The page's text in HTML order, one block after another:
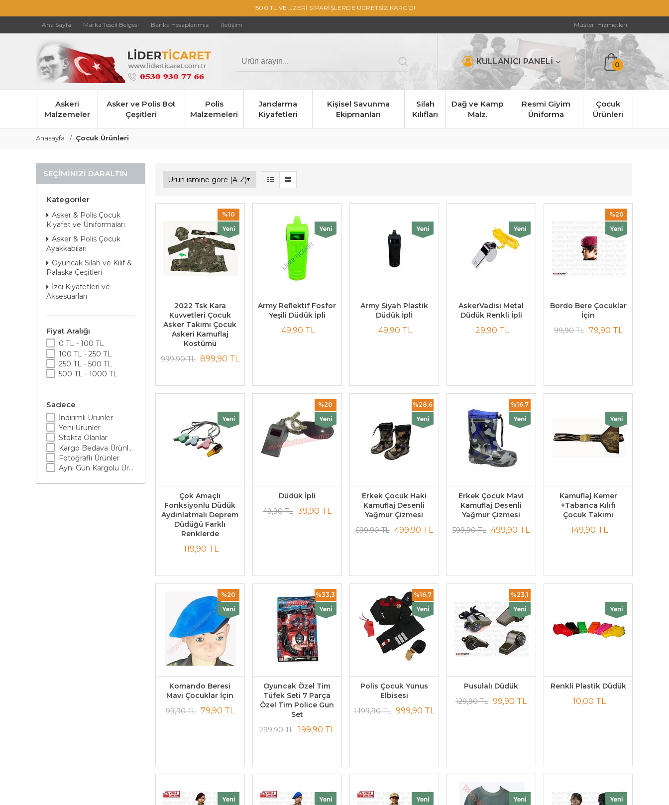
1500 TL VE ÜZERİ SİPARİŞLERDE ÜCRETSİZ KARGO!
Ana Sayfa Marka Tescil Belgesi Banka Hesaplarımız İletişim Müşteri Hizmetleri
KULLANICI PANELİ 0
Askeri
Malzemeler
Asker ve Polis Bot
Çeşitleri
Polis
Malzemeleri
Jandarma
Kiyafetleri
Kişisel Savunma
Ekipmanları
Silah
Kılıfları
Dağ ve Kamp
Malz.
Resmi Giyim
Üniforma
Çocuk
Ürünleri
Anasayfa Çocuk Ürünleri
SEÇIMINIZI DARALTIN
Kategoriler
Asker & Polis Çocuk
Kıyafet ve Üniformaları
Asker & Polis Çocuk
Ayakkabıları
Oyuncak Silah ve Kılıf &
Palaska Çeşitleri
İzci Kiyafetleri ve
Aksesuarları
Fiyat Aralığı
0 TL - 100 TL
100 TL - 250 TL
250 TL - 500 TL
500 TL - 1000 TL
Sadece
İndirimli Ürünler
Yeni Ürünler
Stokta Olanlar
Kargo Bedava Ürünler
Fotoğraflı Ürünler
Aynı Gün Kargolu Ürünler
2022 Tsk Kara
Kuvvetleri Çocuk
Asker Takımı Çocuk
Askeri Kamuflaj
Kostümü
999,90 TL 899,90 TL
%10
Army Reflektif Fosfor
Yeşili Düdük İpli
49,90 TL
Army Siyah Plastik
Düdük İplİ
49,90 TL
AskerVadisi Metal
Düdük Renkli İpli
29,90 TL
Bordo Bere Çocuklar
İçin
99,90 TL 79,90 TL
%20
Çok Amaçlı
Fonksiyonlu Düdük
Aydınlatmalı Deprem
Düdüğü Farklı
Renklerde
119,90 TL
Düdük İpli
49,90 TL 39,90 TL
%20
Erkek Çocuk Haki
Kamuflaj Desenli
Yağmur Çizmesi
699,90 TL 499,90 TL
%28,6
Erkek Çocuk Mavi
Kamuflaj Desenli
Yağmur Çizmesi
599,90 TL 499,90 TL
%16,7
Kamuflaj Kemer
+Tabanca Kılıfı
Çocuk Takımı
149,90 TL
Komando Beresi
Mavi Çocuklar İçin
99,90 TL 79,90 TL
%20
Oyuncak Özel Tim
Tüfek Seti 7 Parça
Özel Tim Police Gun
Set
299,90 TL 199,90 TL
%33,3
Polis Çocuk Yunus
Elbisesi
1.199,90 TL 999,90 TL
%16,7
Pusulalı Düdük
129,90 TL 99,90 TL
%23,1
Renkli Plastik Düdük
10,00 TL